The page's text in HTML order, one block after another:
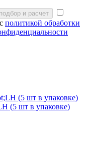
и расчет
политикой обработки
(5 шт в упаковке)